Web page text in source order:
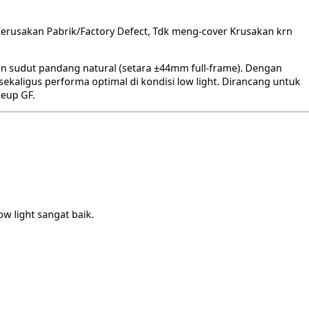
Pabrik/Factory Defect, Tdk meng-cover Krusakan krn
sudut pandang natural (setara ±44mm full-frame). Dengan
performa optimal di kondisi low light. Dirancang untuk
GF.
light sangat baik.